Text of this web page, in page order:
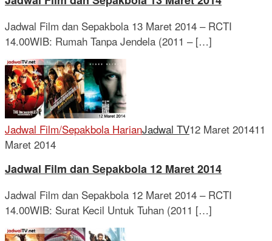
Jadwal Film dan Sepakbola 13 Maret 2014 – RCTI
14.00WIB: Rumah Tanpa Jendela (2011 – […]
Jadwal Film/Sepakbola HarianJadwal TV12 Maret 201411
Maret 2014
Jadwal Film dan Sepakbola 12 Maret 2014
Jadwal Film dan Sepakbola 12 Maret 2014 – RCTI
14.00WIB: Surat Kecil Untuk Tuhan (2011 […]